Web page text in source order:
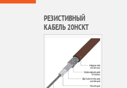
РЕЗИСТИВНЫЙ
КАБЕЛЬ 20НСКТ